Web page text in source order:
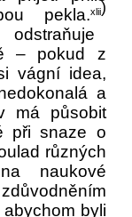
pekla.xlii)
– pokud z
vágní idea,
a
má působit
při snaze o
různých
naukové
byli